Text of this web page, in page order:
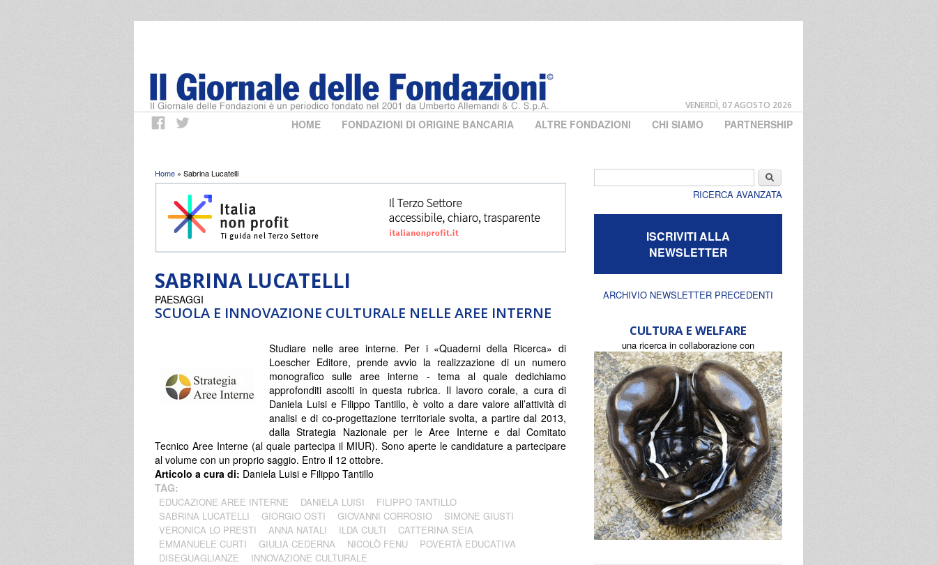
VENERDÌ, 07 AGOSTO 2026
HOME FONDAZIONI DI ORIGINE BANCARIA ALTRE FONDAZIONI CHI SIAMO PARTNERSHIP
Tu sei qui
Home » Sabrina Lucatelli
SABRINA LUCATELLI
SCUOLA E INNOVAZIONE CULTURALE NELLE AREE INTERNE
PAESAGGI
Studiare nelle aree interne. Per i «Quaderni della Ricerca» di
Loescher Editore, prende avvio la realizzazione di un numero
monografico sulle aree interne - tema al quale dedichiamo
approfonditi ascolti in questa rubrica. Il lavoro corale, a cura di
Daniela Luisi e Filippo Tantillo, è volto a dare valore all’attività di
analisi e di co-progettazione territoriale svolta, a partire dal 2013,
dalla Strategia Nazionale per le Aree Interne e dal Comitato
Tecnico Aree Interne (al quale partecipa il MIUR). Sono aperte le candidature a partecipare
al volume con un proprio saggio. Entro il 12 ottobre.
Articolo a cura di: Daniela Luisi e Filippo Tantillo
TAG:
EDUCAZIONE AREE INTERNE DANIELA LUISI
FILIPPO TANTILLO
SABRINA LUCATELLI
GIORGIO OSTI GIOVANNI CORROSIO
SIMONE GIUSTI
VERONICA LO PRESTI
ANNA NATALI ILDA CULTI
CATTERINA SEIA
EMMANUELE CURTI
GIULIA CEDERNA NICOLÒ FENU
POVERTÀ EDUCATIVA
DISEGUAGLIANZE
INNOVAZIONE CULTURALE
Cerca
RICERCA AVANZATA
ISCRIVITI ALLA
NEWSLETTER
ARCHIVIO NEWSLETTER PRECEDENTI
CULTURA E WELFARE
una ricerca in collaborazione con